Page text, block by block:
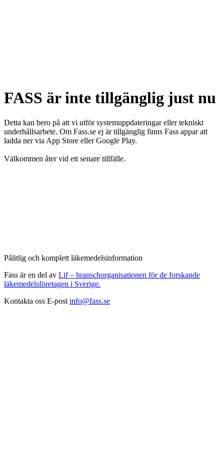
FASS är inte tillgänglig just nu
Detta kan bero på att vi utför systemuppdateringar eller tekniskt
underhållsarbete. Om Fass.se ej är tillgänglig finns Fass appar att
ladda ner via App Store eller Google Play.
Välkommen åter vid ett senare tillfälle.
Pålitlig och komplett läkemedelsinformation
Fass är en del av Lif – branschorganisationen för de forskande
läkemedelsföretagen i Sverige.
Kontakta oss E-post info@fass.se